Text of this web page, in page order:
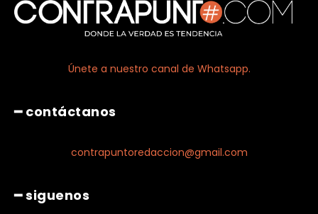
Únete a nuestro canal de Whatsapp.
━ contáctanos
contrapuntoredaccion@gmail.com
━ siguenos